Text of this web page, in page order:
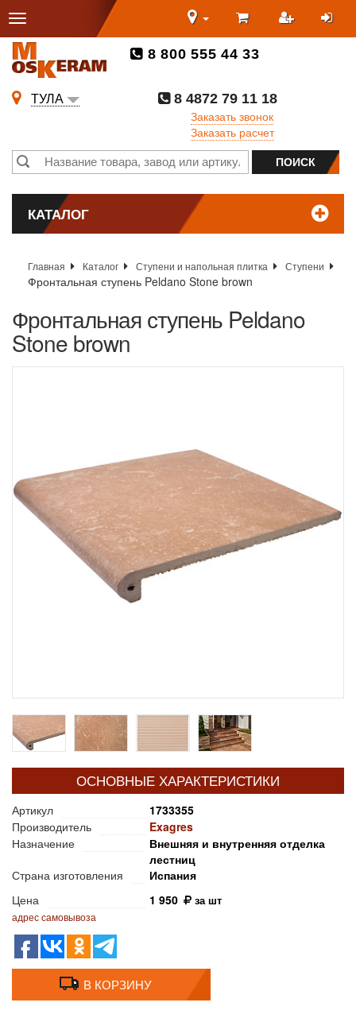
8 800 555 44 33
ТУЛА
8 4872 79 11 18
Заказать звонок
Заказать расчет
КАТАЛОГ
Главная Каталог Ступени и напольная плитка Ступени
Фронтальная ступень Peldano Stone brown
Фронтальная ступень Peldano
Stone brown
ОСНОВНЫЕ ХАРАКТЕРИСТИКИ
Артикул
1733355
Производитель
Exagres
Назначение
Внешняя и внутренняя отделка
лестниц
Страна изготовления
Испания
Цена
1 950 за шт
адрес самовывоза
В КОРЗИНУ